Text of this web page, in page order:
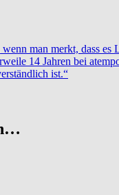
man merkt, dass
14 Jahren bei
ist.“